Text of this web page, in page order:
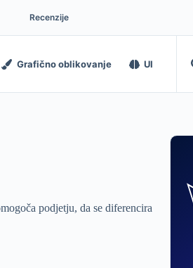
Recenzije
Grafično oblikovanje UI
podjetju, da se diferencira